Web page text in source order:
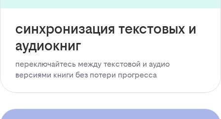
синхронизация текстовых и
аудиокниг
переключайтесь между текстовой и аудио
версиями книги без потери прогресса